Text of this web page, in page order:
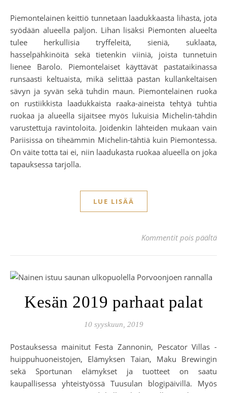
Piemontelainen keittiö tunnetaan laadukkaasta lihasta, jota
syödään alueella paljon. Lihan lisäksi Piemonten alueelta
tulee herkullisia tryffeleitä, sieniä, suklaata,
hasselpähkinöitä sekä tietenkin viiniä, joista tunnetuin
lienee Barolo. Piemontelaiset käyttävät pastataikinassa
runsaasti keltuaista, mikä selittää pastan kullankeltaisen
sävyn ja syvän sekä tuhdin maun. Piemontelainen ruoka
on rustiikkista laadukkaista raaka-aineista tehtyä tuhtia
ruokaa ja alueella sijaitsee myös lukuisia Michelin-tähdin
varustettuja ravintoloita. Joidenkin lähteiden mukaan vain
Pariisissa on tiheämmin Michelin-tähtiä kuin Piemontessa.
On väite totta tai ei, niin laadukasta ruokaa alueella on joka
tapauksessa tarjolla.
LUE LISÄÄ
Kommentit pois päältä
Kesän 2019 parhaat palat
10 syyskuun, 2019
Postauksessa mainitut Festa Zannonin, Pescator Villas -
huippuhuoneistojen, Elämyksen Taian, Maku Brewingin
sekä Sportunan elämykset ja tuotteet on saatu
kaupallisessa yhteistyössä Tuusulan blogipäivillä. Myös